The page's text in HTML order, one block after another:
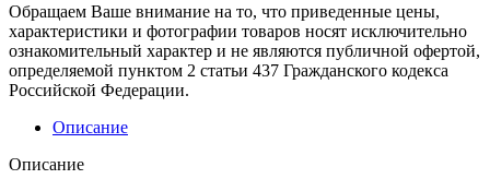
Обращаем Ваше внимание на то, что приведенные цены,
характеристики и фотографии товаров носят исключительно
ознакомительный характер и не являются публичной офертой,
определяемой пунктом 2 статьи 437 Гражданского кодекса
Российской Федерации.
Описание
Описание